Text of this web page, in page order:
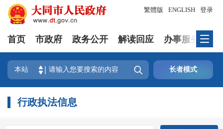
登录
繁體版 ENGLISH
首页 市政府 政务公开 解读回应 办事服务
本站  长者模式
行政执法信息